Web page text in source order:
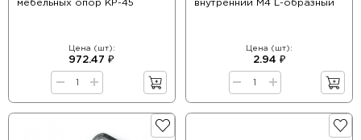
мебельных опор КР-45
Цена (шт):
972.47 ₽
внутренний М4 L-образный
Цена (шт):
2.94 ₽